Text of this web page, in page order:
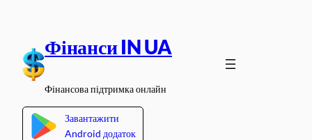
вмісту
Фінанси IN UA
Фінансова підтримка онлайн
Завантажити
Android додаток